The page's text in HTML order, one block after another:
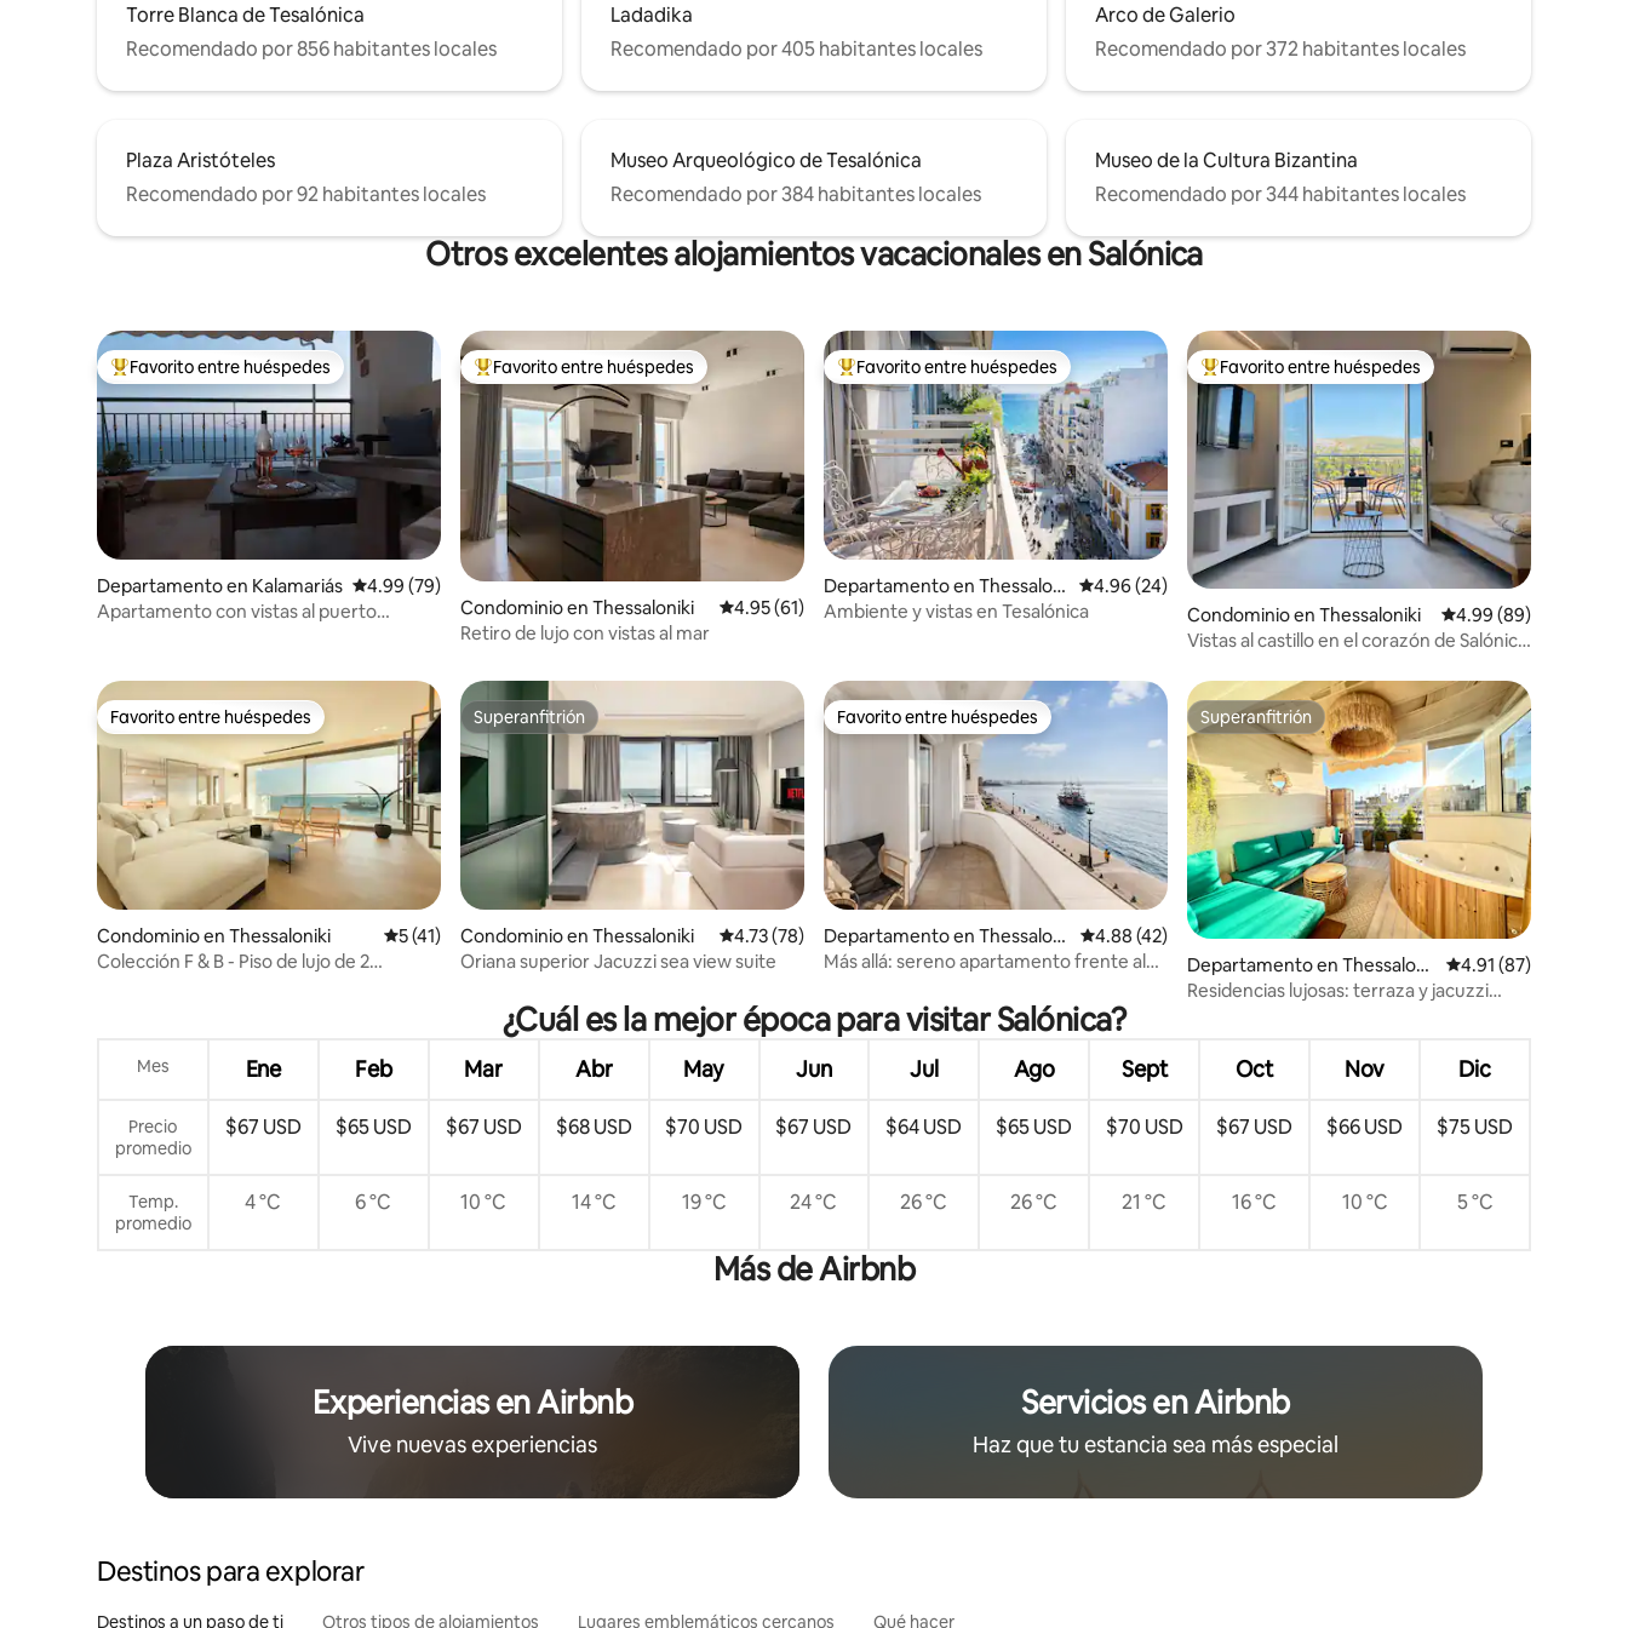
Torre Blanca de Tesalónica
Recomendado por 856 habitantes locales
Ladadika
Recomendado por 405 habitantes locales
Arco de Galerio
Recomendado por 372 habitantes locales
Plaza Aristóteles
Recomendado por 92 habitantes locales
Museo Arqueológico de Tesalónica
Recomendado por 384 habitantes locales
Museo de la Cultura Bizantina
Recomendado por 344 habitantes locales
Otros excelentes alojamientos vacacionales en Salónica
De los mejores en Favorito entre huéspedes
Favorito entre huéspedes
Departamento en Kalamariás Calificación promedio: 4.99 de 5; 79 evaluaciones
4.99 (79)
Apartamento con vistas al puerto
De los mejores en Favorito entre huéspedes
Favorito entre huéspedes
Condominio en Thessaloniki Calificación promedio: 4.95 de 5; 61 evaluaciones
4.95 (61)
Retiro de lujo con vistas al mar
De los mejores en Favorito entre huéspedes
Favorito entre huéspedes
Departamento en Thessaloni
ki
Calificación promedio: 4.96 de 5; 24 evaluaciones
4.96 (24)
Ambiente y vistas en Tesalónica
De los mejores en Favorito entre huéspedes
Favorito entre huéspedes
Condominio en Thessaloniki Calificación
4.99 (89)
Vistas al castillo en el corazón de Salónica
Favorito entre huéspedes
Favorito entre huéspedes
Condominio en Thessaloniki Calificación promedio: 5 de 5; 41 evaluaciones
5 (41)
Colección F & B - Piso de lujo de 2
Superanfitrión
Superanfitrión
Condominio en Thessaloniki Calificación promedio: 4.73 de 5; 78 evaluaciones
4.73 (78)
Oriana superior Jacuzzi sea view suite
Favorito entre huéspedes
Favorito entre huéspedes
Departamento en Thessaloni
ki
Calificación promedio: 4.88 de 5; 42 evaluaciones
4.88 (42)
Más allá: sereno apartamento frente al
Superanfitrión
Superanfitrión
Departamento en Thessaloni
ki
Calificación
4.91 (87)
Residencias lujosas: terraza y jacuzzi
¿Cuál es la mejor época para visitar Salónica?
Mes Ene Feb Mar Abr May Jun Jul Ago Sept Oct Nov Dic
Precio
promedio
$67 USD $65 USD $67 USD $68 USD $70 USD $67 USD $64 USD $65 USD $70 USD $67 USD $66 USD $75 USD
Temp.
promedio
4 °C 6 °C 10 °C 14 °C 19 °C 24 °C 26 °C 26 °C 21 °C 16 °C 10 °C 5 °C
Más de Airbnb
Experiencias en Airbnb
Vive nuevas experiencias
Servicios en Airbnb
Haz que tu estancia sea más especial
Destinos para explorar
Destinos a un paso de ti Otros tipos de alojamientos Lugares emblemáticos cercanos Qué hacer